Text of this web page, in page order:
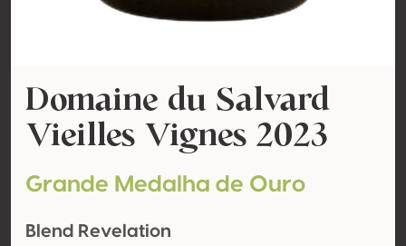
Domaine du Salvard
Vieilles Vignes 2023
Grande Medalha de Ouro
Blend Revelation